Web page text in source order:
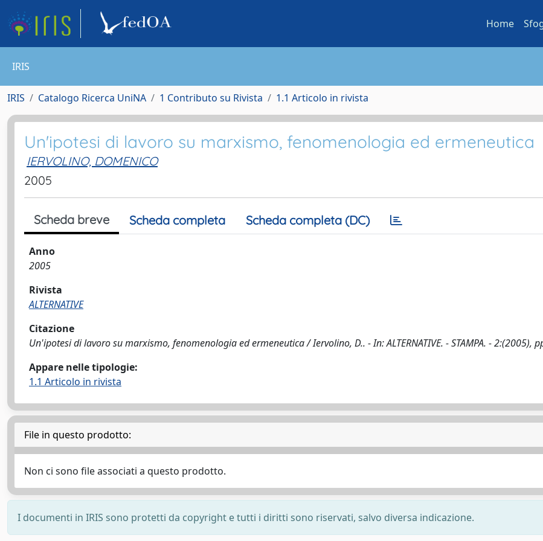
Home
IRIS
IRIS Catalogo Ricerca UniNA 1 Contributo su Rivista 1.1 Articolo in rivista
Un'ipotesi di lavoro su marxismo, fenomenologia ed ermeneutica
IERVOLINO, DOMENICO
2005
Scheda breve Scheda completa Scheda completa (DC)
Anno
2005
Rivista
ALTERNATIVE
Citazione
Un'ipotesi di lavoro su marxismo, fenomenologia ed ermeneutica / Iervolino, D.. - In: ALTERNATIVE. - STAMPA. - 2:(2005),
Appare nelle tipologie:
1.1 Articolo in rivista
File in questo prodotto:
Non ci sono file associati a questo prodotto.
I documenti in IRIS sono protetti da copyright e tutti i diritti sono riservati, salvo diversa indicazione.